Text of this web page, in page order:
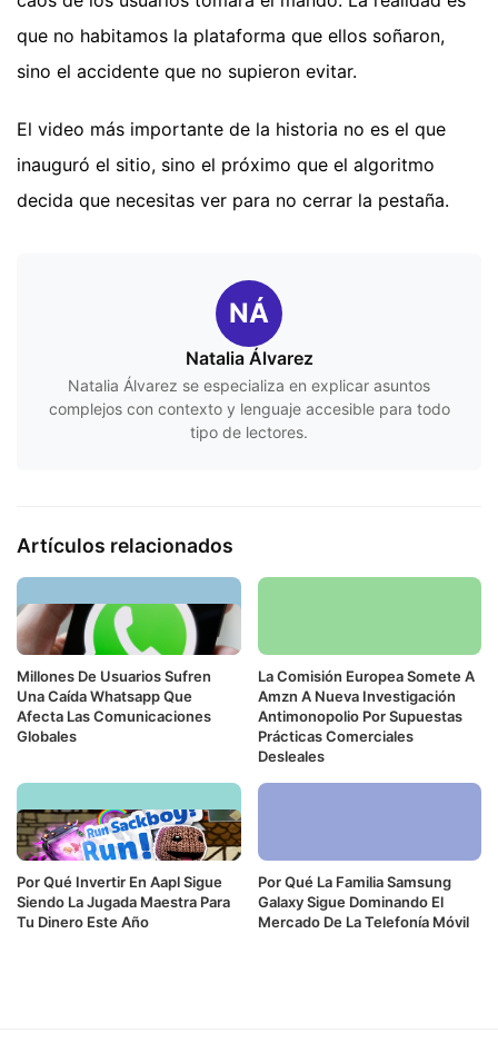
que no habitamos la plataforma que ellos soñaron,
sino el accidente que no supieron evitar.
El video más importante de la historia no es el que
inauguró el sitio, sino el próximo que el algoritmo
decida que necesitas ver para no cerrar la pestaña.
NÁ
Natalia Álvarez
Natalia Álvarez se especializa en explicar asuntos
complejos con contexto y lenguaje accesible para todo
tipo de lectores.
Artículos relacionados
Millones De Usuarios Sufren
Una Caída Whatsapp Que
Afecta Las Comunicaciones
Globales
La Comisión Europea Somete A
Amzn A Nueva Investigación
Antimonopolio Por Supuestas
Prácticas Comerciales
Desleales
Por Qué Invertir En Aapl Sigue
Siendo La Jugada Maestra Para
Tu Dinero Este Año
Por Qué La Familia Samsung
Galaxy Sigue Dominando El
Mercado De La Telefonía Móvil